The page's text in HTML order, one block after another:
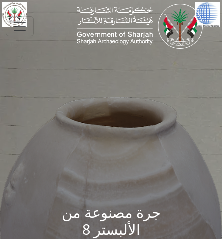
Skip to main
جرة مصنوعة من
الألبستر 8